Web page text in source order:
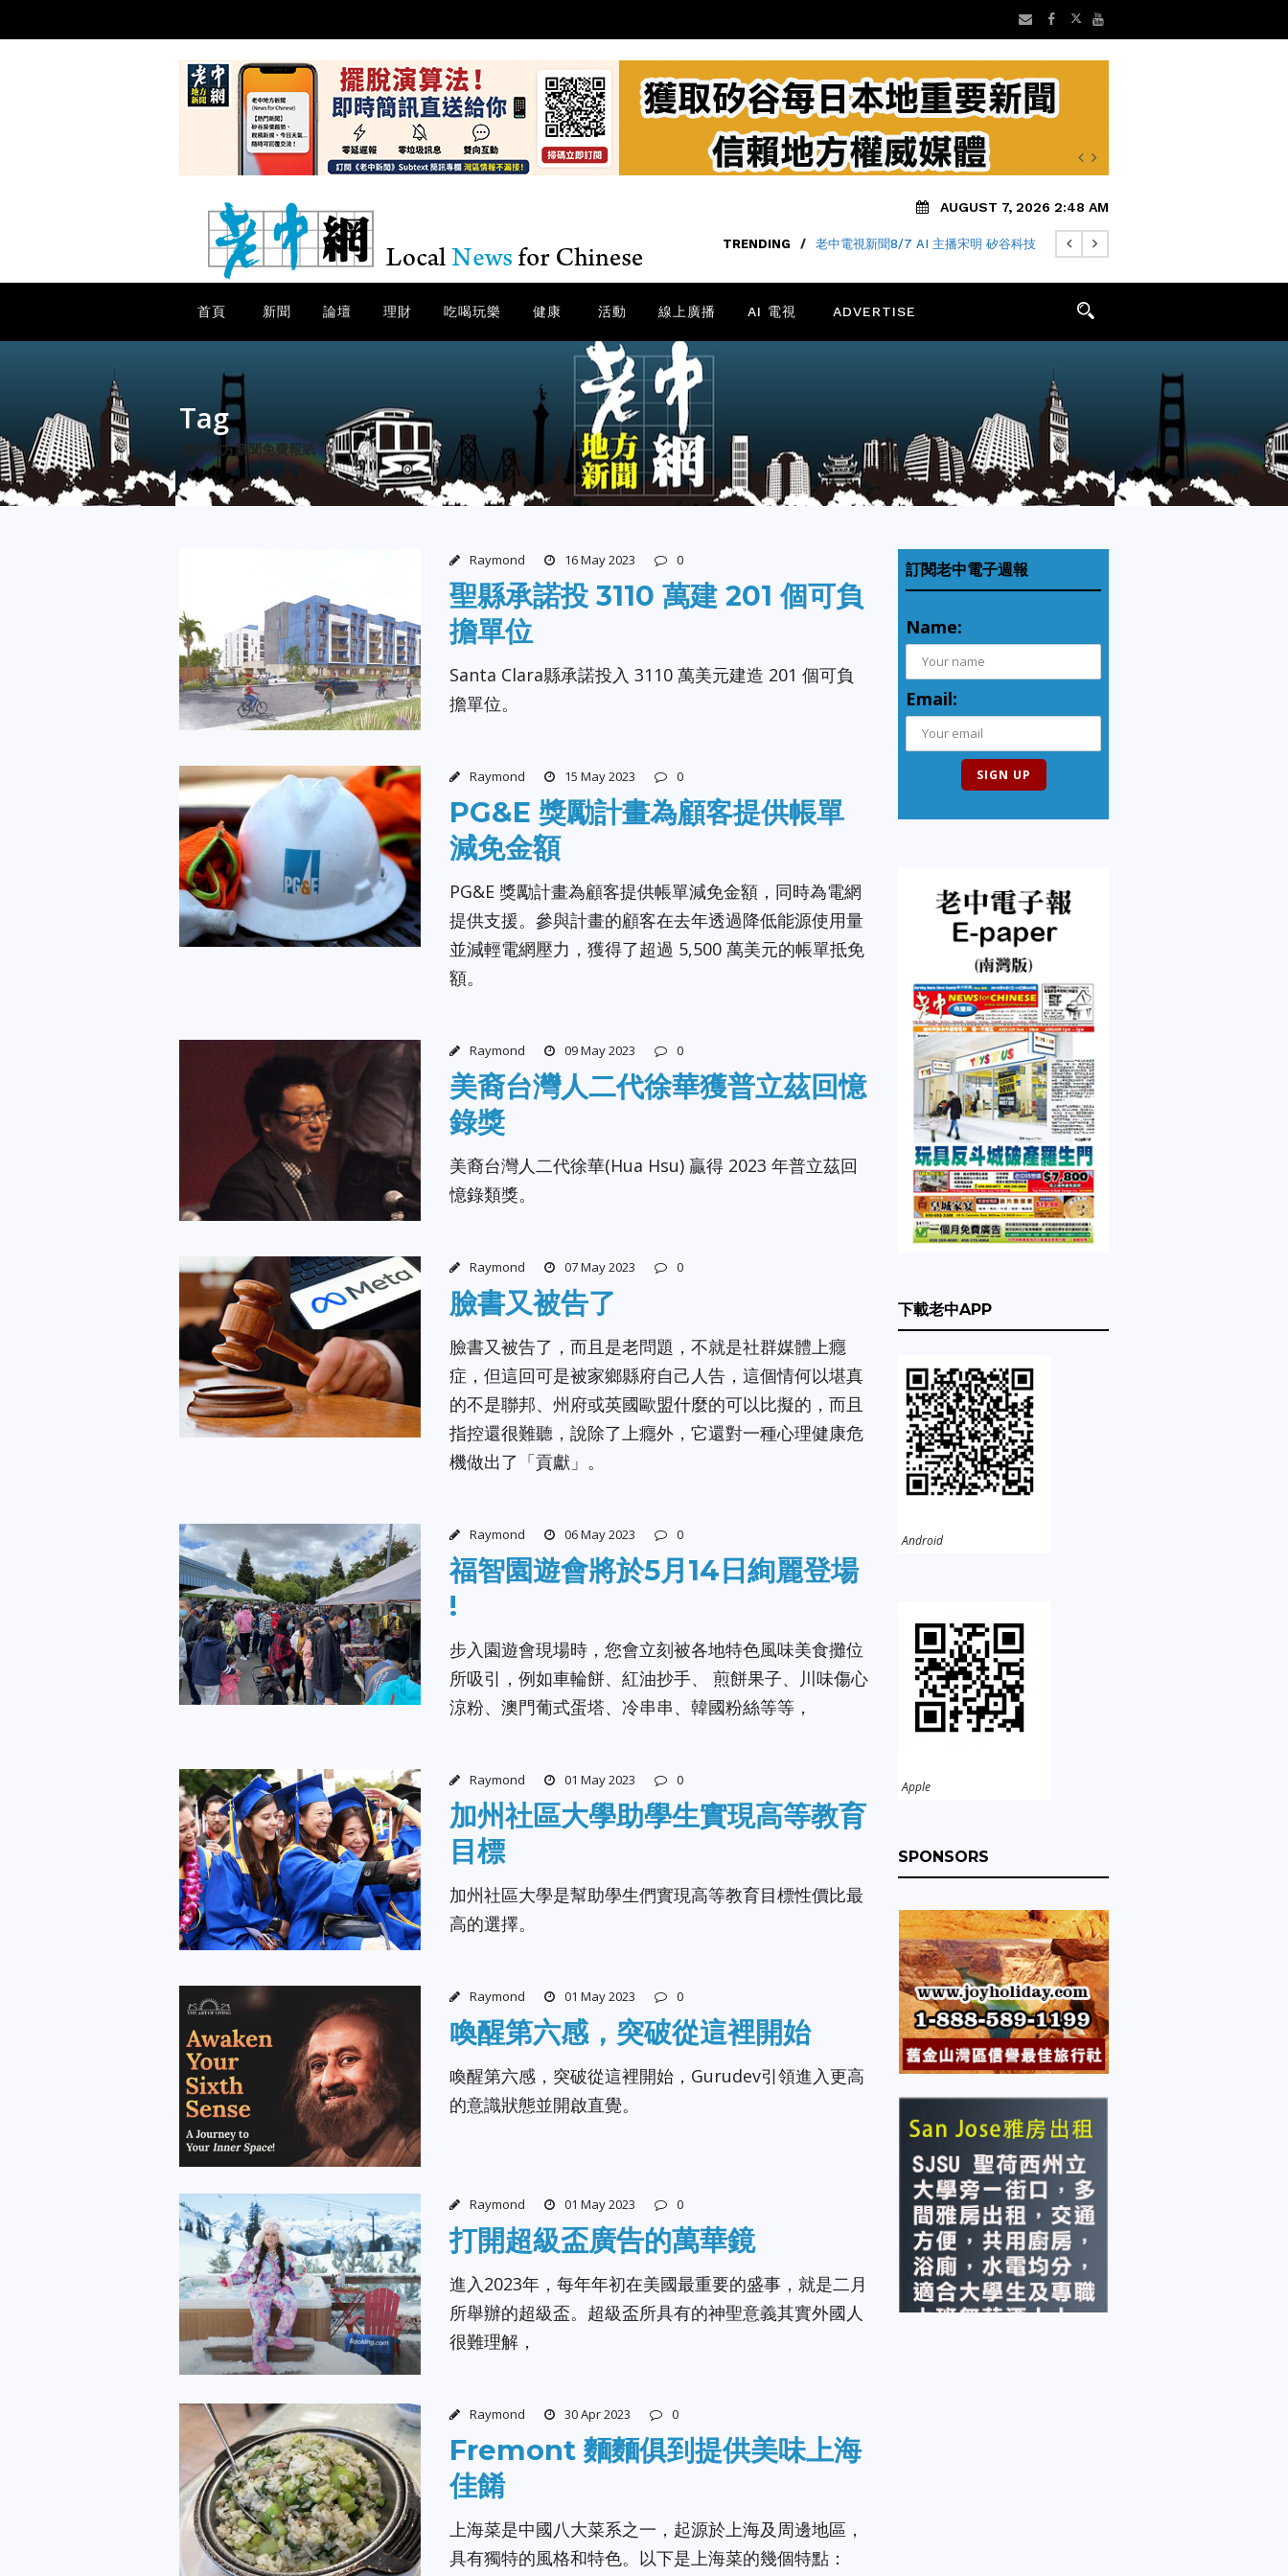
AUGUST 7, 2026 2:48 AM
TRENDING / 老中電視新聞8/7 AI 主播宋明 矽谷科技
首頁 新聞 論壇 理財 吃喝玩樂 健康 活動 線上廣播 AI 電視 ADVERTISE
Tag
老中地方新聞免費報紙
Raymond 16 May 2023 0
聖縣承諾投 3110 萬建 201 個可負
擔單位
Santa Clara縣承諾投入 3110 萬美元建造 201 個可負
擔單位。
Raymond 15 May 2023 0
PG&E 獎勵計畫為顧客提供帳單
減免金額
PG&E 獎勵計畫為顧客提供帳單減免金額，同時為電網
提供支援。參與計畫的顧客在去年透過降低能源使用量
並減輕電網壓力，獲得了超過 5,500 萬美元的帳單抵免
額。
Raymond 09 May 2023 0
美裔台灣人二代徐華獲普立茲回憶
錄獎
美裔台灣人二代徐華(Hua Hsu) 贏得 2023 年普立茲回
憶錄類獎。
Raymond 07 May 2023 0
臉書又被告了
臉書又被告了，而且是老問題，不就是社群媒體上癮
症，但這回可是被家鄉縣府自己人告，這個情何以堪真
的不是聯邦、州府或英國歐盟什麼的可以比擬的，而且
指控還很難聽，說除了上癮外，它還對一種心理健康危
機做出了「貢獻」。
Raymond 06 May 2023 0
福智園遊會將於5月14日絢麗登場
!
步入園遊會現場時，您會立刻被各地特色風味美食攤位
所吸引，例如車輪餅、紅油抄手、 煎餅果子、川味傷心
涼粉、澳門葡式蛋塔、冷串串、韓國粉絲等等，
Raymond 01 May 2023 0
加州社區大學助學生實現高等教育
目標
加州社區大學是幫助學生們實現高等教育目標性價比最
高的選擇。
Raymond 01 May 2023 0
喚醒第六感，突破從這裡開始
喚醒第六感，突破從這裡開始，Gurudev引領進入更高
的意識狀態並開啟直覺。
Raymond 01 May 2023 0
打開超級盃廣告的萬華鏡
進入2023年，每年年初在美國最重要的盛事，就是二月
所舉辦的超級盃。超級盃所具有的神聖意義其實外國人
很難理解，
Raymond 30 Apr 2023 0
Fremont 麵麵俱到提供美味上海
佳餚
上海菜是中國八大菜系之一，起源於上海及周邊地區，
具有獨特的風格和特色。以下是上海菜的幾個特點：
訂閱老中電子週報
Name:
Email:
下載老中APP
Android
Apple
SPONSORS